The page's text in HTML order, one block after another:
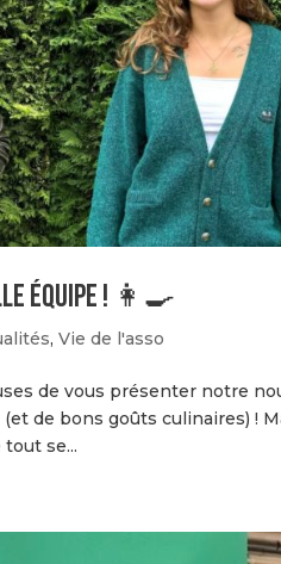
équipe ! 👩‍🍳
,Vie de l'asso
de vous présenter notre
de bons goûts culinaires) !
se...